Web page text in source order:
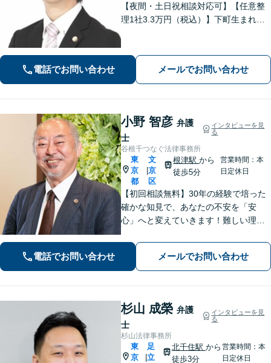
【夜間・土日祝相談対応可】【任意整
理1社3.3万円（税込）】下町生まれ下
ます。
電話でお問い合わせ メールでお問い合わせ
小野 智彦 弁護
士
インタビューを見
る
谷根千つなぐ法律事務所
東
京
都
文
京
区
根津駅から
徒歩5分
営業時間：本
日定休日
【初回相談無料】30年の経験で培った
確かな知見で、あなたの不安を「安
心」へと変えていきます！難しい理屈
解きほぐし、あなたが納得して次の一
歩を踏み出せるよう伴走いたします。
【夜間や休日相談も対応可能】
電話でお問い合わせ メールでお問い合わせ
杉山 成榮 弁護
士
インタビューを見
る
杉山法律事務所
東
京
|
足
立
北千住駅 から
徒歩3分
営業時間：本
日定休日